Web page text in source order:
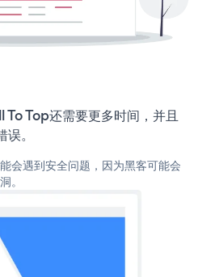
Top还需要更多时间，并且
。
会遇到安全问题，因为黑客可能会
。